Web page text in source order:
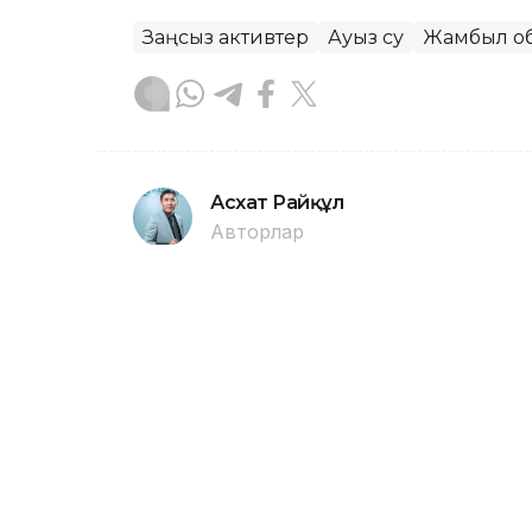
Заңсыз активтер Ауыз су Жамбыл
Асхат Райқұл
Авторлар